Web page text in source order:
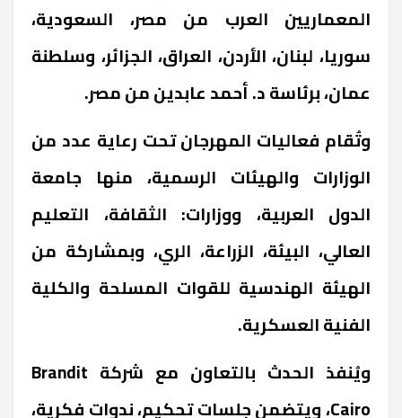
المعماريين العرب من مصر، السعودية،
سوريا، لبنان، الأردن، العراق، الجزائر، وسلطنة
عمان، برئاسة د. أحمد عابدين من مصر.
وتُقام فعاليات المهرجان تحت رعاية عدد من
الوزارات والهيئات الرسمية، منها جامعة
الدول العربية، ووزارات: الثقافة، التعليم
العالي، البيئة، الزراعة، الري، وبمشاركة من
الهيئة الهندسية للقوات المسلحة والكلية
الفنية العسكرية.
ويُنفذ الحدث بالتعاون مع شركة Brandit
Cairo، ويتضمن جلسات تحكيم، ندوات فكرية،